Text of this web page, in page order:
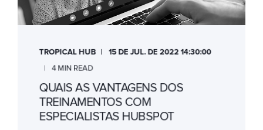
TROPICAL HUB 15 DE JUL. DE 2022 14:30:00
4 MIN READ
QUAIS AS VANTAGENS DOS
TREINAMENTOS COM
ESPECIALISTAS HUBSPOT